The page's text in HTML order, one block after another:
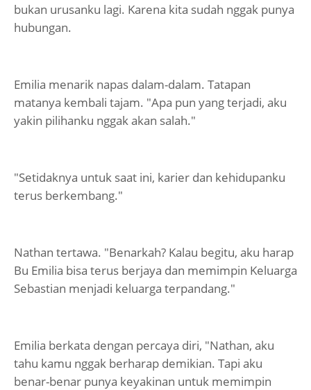
bukan urusanku lagi. Karena kita sudah nggak punya
hubungan.
Emilia menarik napas dalam-dalam. Tatapan
matanya kembali tajam. "Apa pun yang terjadi, aku
yakin pilihanku nggak akan salah."
"Setidaknya untuk saat ini, karier dan kehidupanku
terus berkembang."
Nathan tertawa. "Benarkah? Kalau begitu, aku harap
Bu Emilia bisa terus berjaya dan memimpin Keluarga
Sebastian menjadi keluarga terpandang."
Emilia berkata dengan percaya diri, "Nathan, aku
tahu kamu nggak berharap demikian. Tapi aku
benar-benar punya keyakinan untuk memimpin